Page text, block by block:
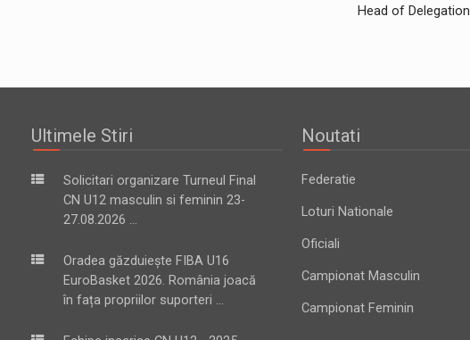
Head of Delegation
Ultimele Stiri
Solicitari organizare Turneul Final
CN U12 masculin si feminin 23-
27.08.2026 ...
Oradea găzduiește FIBA U16
EuroBasket 2026. România joacă
în fața propriilor suporteri ...
Noutati
Federatie
Loturi Nationale
Oficiali
Campionat Masculin
Campionat Feminin